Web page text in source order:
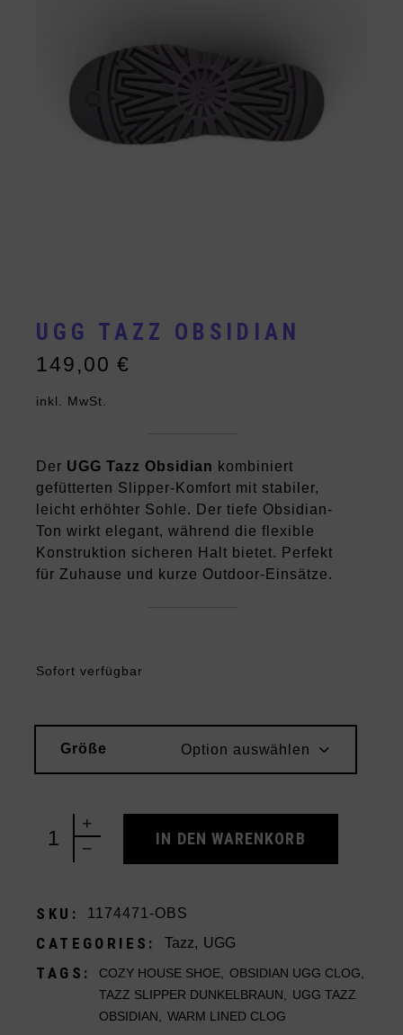
UGG TAZZ OBSIDIAN
149,00€
inkl. MwSt.
Der UGG Tazz Obsidian kombiniert
gefütterten Slipper-Komfort mit stabiler,
leicht erhöhter Sohle. Der tiefe Obsidian-
Ton wirkt elegant, während die flexible
Konstruktion sicheren Halt bietet. Perfekt
für Zuhause und kurze Outdoor-Einsätze.
Sofort verfügbar
Größe Option auswählen
UGG Tazz Obsidian quantity
IN DEN WARENKORB
SKU: 1174471-OBS
CATEGORIES: Tazz, UGG
TAGS: COZY HOUSE SHOE ,OBSIDIAN UGG CLOG
TAZZ SLIPPER DUNKELBRAUN
UGG TAZZ
OBSIDIAN ,WARM LINED CLOG